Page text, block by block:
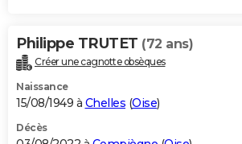
Philippe TRUTET (72 ans)
Créer une cagnotte obsèques
Naissance
15/08/1949 à Chelles (Oise)
Décès